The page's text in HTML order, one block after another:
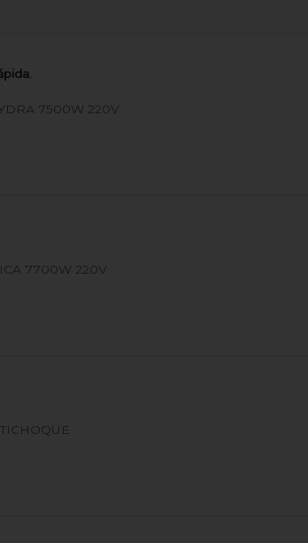
7500W 220V
7700W 220V